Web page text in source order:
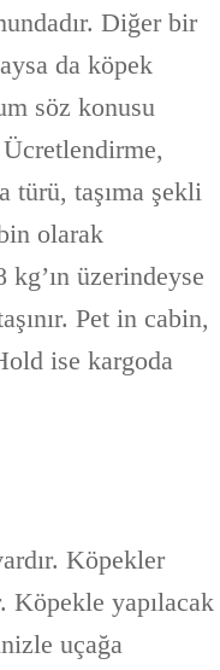
Diğer bir
da köpek
söz konusu
türü, taşıma şekli
olarak
kg’ın üzerindeyse
Pet in cabin,
ise kargoda
Köpekler
Köpekle yapılacak
uçağa